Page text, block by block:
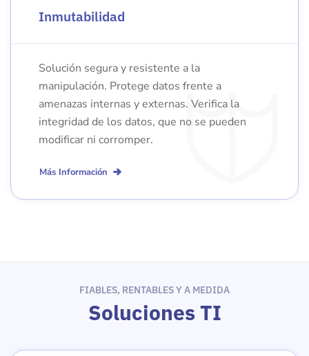
Inmutabilidad
Solución segura y resistente a la
manipulación. Protege datos frente a
amenazas internas y externas. Verifica la
integridad de los datos, que no se pueden
modificar ni corromper.
Más Información
FIABLES, RENTABLES Y A MEDIDA
Soluciones TI